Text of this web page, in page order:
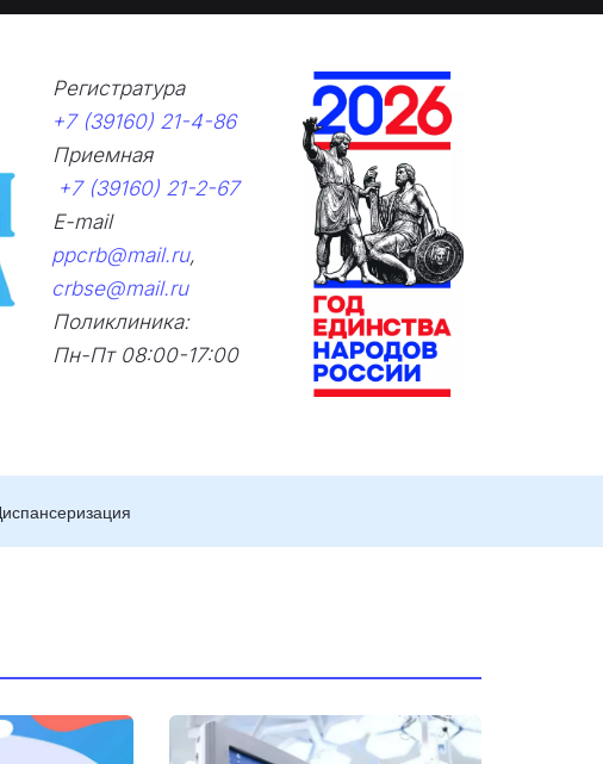
слабовидящих
Регистратура
+7 (39160) 21-4-86
Приемная
+7 (39160) 21-2-67
E-mail
ppcrb@mail.ru,
crbse@mail.ru
Поликлиника:
Пн-Пт 08:00-17:00